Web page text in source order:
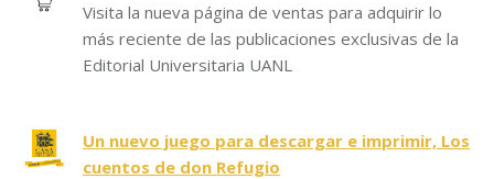
Visita la nueva página de ventas para adquirir lo
más reciente de las publicaciones exclusivas de la
Editorial Universitaria UANL
Un nuevo juego para descargar e imprimir, Los
cuentos de don Refugio